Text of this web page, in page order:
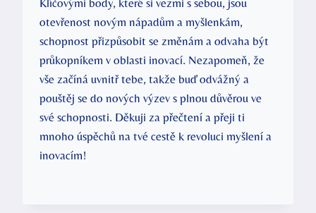
otevřenost novým nápadům a myšlenkám,
schopnost přizpůsobit se změnám a odvaha být
průkopníkem v oblasti inovací. Nezapomeň, že
vše začíná uvnitř tebe, takže buď odvážný a
pouštěj se do nových výzev s plnou důvěrou ve
své schopnosti. Děkuji za přečtení a přeji ti
mnoho úspěchů na tvé cestě k revoluci myšlení a
inovacím!